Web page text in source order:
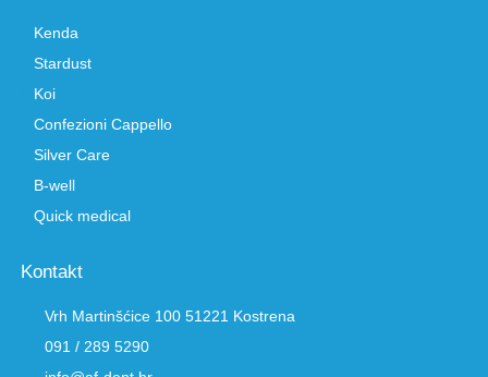
Kenda
Stardust
Koi
Confezioni Cappello
Silver Care
B-well
Quick medical
Kontakt
Vrh Martinšćice 100 51221 Kostrena
091 / 289 5290